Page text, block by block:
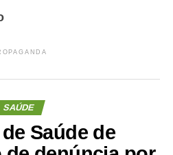
SAÚDE
Saúde de